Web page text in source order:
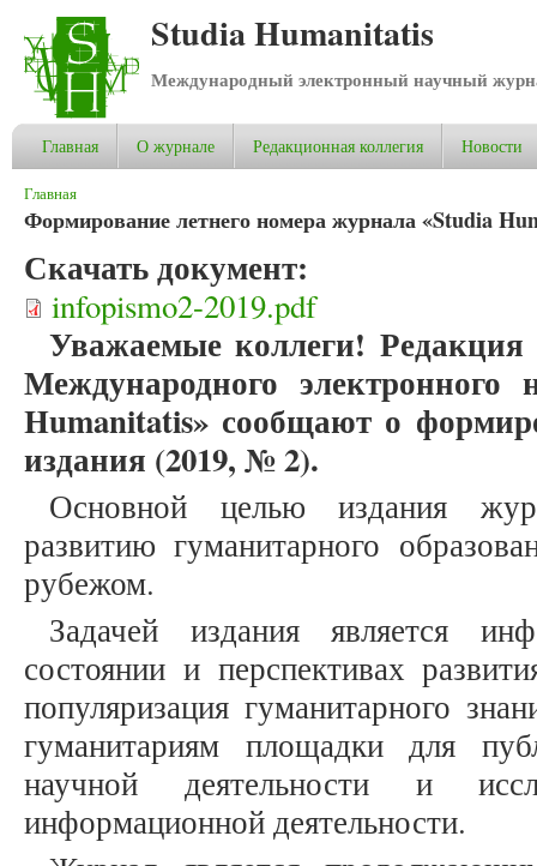
Studia Humanitatis
Международный электронный научный
Главная О журнале Редакционная коллегия Новости
Вы здесь
Главная
Формирование летнего номера журнала «Studia
Скачать документ:
infopismo2-2019.pdf
Уважаемые коллеги!
Международного электронного
Humanitatis» сообщают о
издания (2019, № 2).
Основной целью издания
развитию гуманитарного
рубежом.
Задачей издания является
состоянии и перспективах
популяризация гуманитарного
гуманитариям площадки для
научной деятельности и
информационной деятельности.